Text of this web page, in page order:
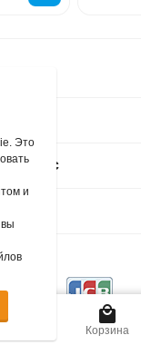
сервис
Корзина
Это
и